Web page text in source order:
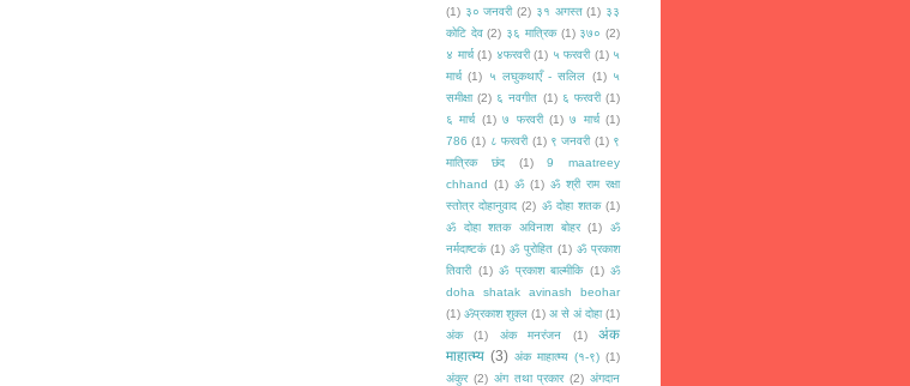
(1) ३० जनवरी (2) ३१ अगस्त (1) ३३
कोटि देव (2) ३६ मात्रिक (1) ३७० (2)
४ मार्च (1) ४फरवरी (1) ५ फरवरी (1) ५
मार्च (1) ५ लघुकथाएँ - सलिल (1) ५
समीक्षा (2) ६ नवगीत (1) ६ फरवरी (1)
६ मार्च (1) ७ फरवरी (1) ७ मार्च (1)
786 (1) ८ फरवरी (1) ९ जनवरी (1) ९
मात्रिक छंद
(1)
9 maatreey
chhand (1) ॐ (1) ॐ श्री राम रक्षा
स्तोत्र दोहानुवाद (2) ॐ दोहा शतक (1)
ॐ दोहा शतक अविनाश बोहर
(1)
ॐ
नर्मदाष्टकं (1) ॐ पुरोहित (1) ॐ प्रकाश
तिवारी (1) ॐ प्रकाश बाल्मीकि (1) ॐ
doha shatak avinash beohar
(1) ॐप्रकाश शुक्ल (1) अ से अं दोहा (1)
अंक
(1) अंक मनरंजन (1)
अंक
माहात्म्य (3) अंक माहात्म्य (१-९) (1)
अंकुर (2) अंग तथा प्रकार (2) अंगदान